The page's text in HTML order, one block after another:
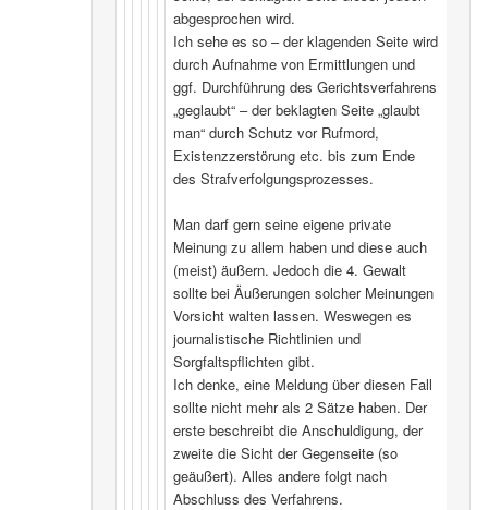
abgesprochen wird.
Ich sehe es so – der klagenden Seite wird
durch Aufnahme von Ermittlungen und
ggf. Durchführung des Gerichtsverfahrens
„geglaubt“ – der beklagten Seite „glaubt
man“ durch Schutz vor Rufmord,
Existenzzerstörung etc. bis zum Ende
des Strafverfolgungsprozesses.
Man darf gern seine eigene private
Meinung zu allem haben und diese auch
(meist) äußern. Jedoch die 4. Gewalt
sollte bei Äußerungen solcher Meinungen
Vorsicht walten lassen. Weswegen es
journalistische Richtlinien und
Sorgfaltspflichten gibt.
Ich denke, eine Meldung über diesen Fall
sollte nicht mehr als 2 Sätze haben. Der
erste beschreibt die Anschuldigung, der
zweite die Sicht der Gegenseite (so
geäußert). Alles andere folgt nach
Abschluss des Verfahrens.